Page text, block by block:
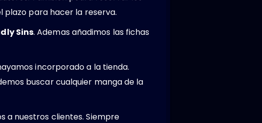
plazo para hacer la reserva.
Sins. Ademas añadimos las fichas
incorporado a la tienda.
buscar cualquier manga de la
a nuestros clientes. Siempre